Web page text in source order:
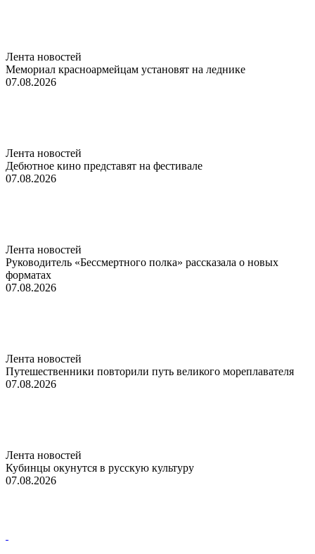
Лента новостей
Мемориал красноармейцам установят на леднике
07.08.2026
Лента новостей
Дебютное кино представят на фестивале
07.08.2026
Лента новостей
Руководитель «Бессмертного полка» рассказала о новых
форматах
07.08.2026
Лента новостей
Путешественники повторили путь великого мореплавателя
07.08.2026
Лента новостей
Кубинцы окунутся в русскую культуру
07.08.2026